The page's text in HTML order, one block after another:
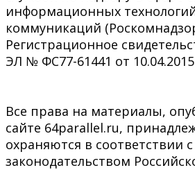
информационных
коммуникаций
Регистрационное
ЭЛ № ФС77-61441 от 10.04.2015
Все права на материалы,
сайте 64parallel.ru,
охраняются в соответствии с
законодательством